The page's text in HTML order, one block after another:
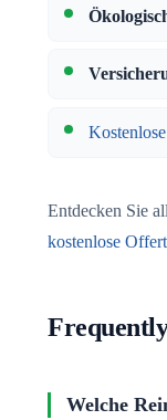
Entdecken Sie
kostenlose
Welche